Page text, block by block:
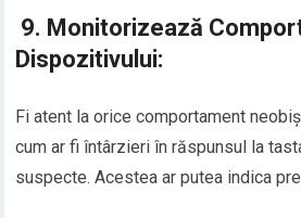
9. Monitorizează
Dispozitivului:
Fi atent la orice comportament
cum ar fi întârzieri în răspunsul la
suspecte. Acestea ar putea indica